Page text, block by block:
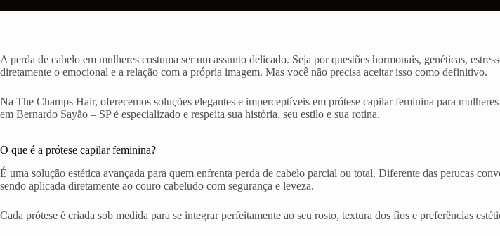
A perda de cabelo em mulheres costuma ser um assunto delicado. Seja por questões hormonais, genéticas,
diretamente o emocional e a relação com a própria imagem. Mas você não precisa aceitar isso como definitivo.
Na The Champs Hair, oferecemos soluções elegantes e imperceptíveis em prótese capilar feminina para
em Bernardo Sayão – SP é especializado e respeita sua história, seu estilo e sua rotina.
O que é a prótese capilar feminina?
É uma solução estética avançada para quem enfrenta perda de cabelo parcial ou total. Diferente das perucas
sendo aplicada diretamente ao couro cabeludo com segurança e leveza.
Cada prótese é criada sob medida para se integrar perfeitamente ao seu rosto, textura dos fios e preferências